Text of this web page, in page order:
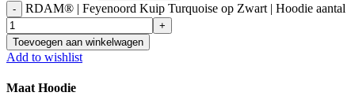
RDAM® | Feyenoord Kuip Turquoise op Zwart | Hoodie aantal
Toevoegen aan winkelwagen
Add to wishlist
Maat Hoodie